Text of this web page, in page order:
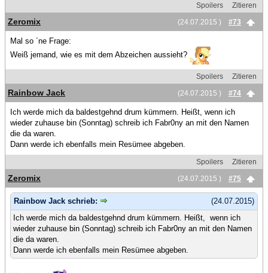
Spoilers
Zitieren
(24.07.2015 )
#73
Zeromix
Mal so ´ne Frage:
Weiß jemand, wie es mit dem Abzeichen aussieht?
Spoilers
Zitieren
(24.07.2015 )
#74
Rainbow Jack
Ich werde mich da baldestgehnd drum kümmern. Heißt, wenn ich
wieder zuhause bin (Sonntag) schreib ich Fabr0ny an mit den Namen
die da waren.
Dann werde ich ebenfalls mein Resümee abgeben.
Spoilers
Zitieren
(24.07.2015 )
#75
Zeromix
(24.07.2015)
Rainbow Jack schrieb:
Ich werde mich da baldestgehnd drum kümmern. Heißt, wenn ich
wieder zuhause bin (Sonntag) schreib ich Fabr0ny an mit den Namen
die da waren.
Dann werde ich ebenfalls mein Resümee abgeben.